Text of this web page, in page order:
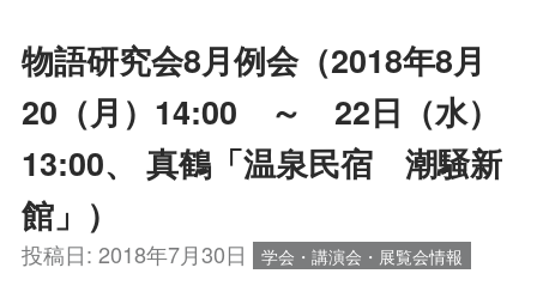
物語研究会8月例会（2018年8月
20（月）14:00 ～ 22日（水）
13:00、 真鶴「温泉民宿 潮騒新
館」）
投稿日: 2018年7月30日 学会・講演会・展覧会情報